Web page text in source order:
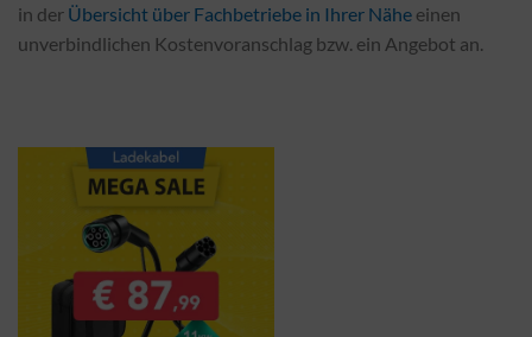
in der Übersicht über Fachbetriebe in Ihrer Nähe einen
unverbindlichen Kostenvoranschlag bzw. ein Angebot an.